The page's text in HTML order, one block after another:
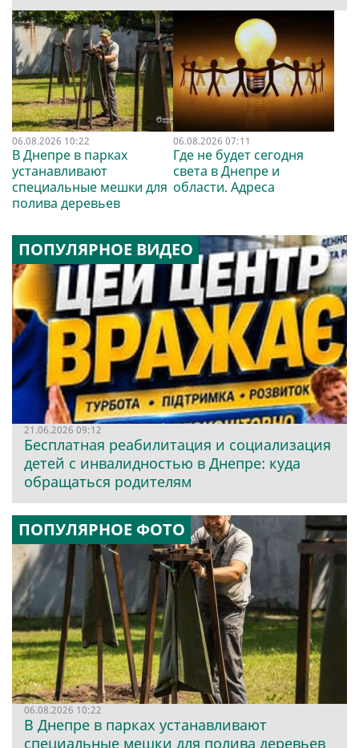
06.08.2026 10:22
В Днепре в парках
устанавливают
специальные мешки для
полива деревьев
06.08.2026 07:11
Где не будет сегодня
света в Днепре и
области. Адреса
ПОПУЛЯРНОЕ ВИДЕО
21.06.2026 09:12
Бесплатная реабилитация и социализация
детей с инвалидностью в Днепре: куда
обращаться родителям
ПОПУЛЯРНОЕ ФОТО
06.08.2026 10:22
В Днепре в парках устанавливают
специальные мешки для полива деревьев